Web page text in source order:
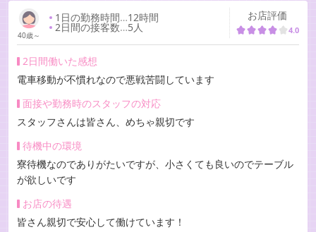
40歳～
1日の勤務時間…12時間
2日間の接客数…5人
お店評価
4.0
2日間働いた感想
電車移動が不慣れなので悪戦苦闘しています
面接や勤務時のスタッフの対応
スタッフさんは皆さん、めちゃ親切です
待機中の環境
寮待機なのでありがたいですが、小さくても良いのでテーブル
が欲しいです
お店の待遇
皆さん親切で安心して働けています！